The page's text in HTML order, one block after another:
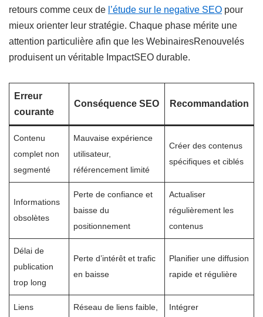
retours comme ceux de l’étude sur le negative SEO pour
mieux orienter leur stratégie. Chaque phase mérite une
attention particulière afin que les WebinairesRenouvelés
produisent un véritable ImpactSEO durable.
Erreur
courante
Conséquence SEO Recommandation
Contenu
complet non
segmenté
Mauvaise expérience
utilisateur,
référencement limité
Créer des contenus
spécifiques et ciblés
Informations
obsolètes
Perte de confiance et
baisse du
positionnement
Actualiser
régulièrement les
contenus
Délai de
publication
trop long
Perte d’intérêt et trafic
en baisse
Planifier une diffusion
rapide et régulière
Liens
Réseau de liens faible,
Intégrer